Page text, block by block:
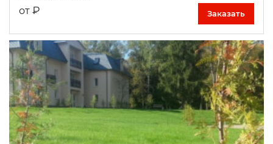
от ₽ Заказать